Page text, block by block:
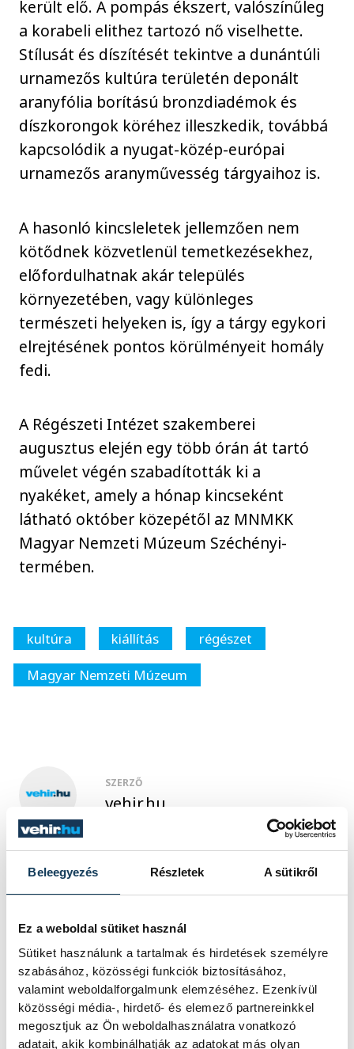
Beleegyezés Részletek A sütikről
Ez a weboldal sütiket használ
Sütiket használunk a tartalmak és hirdetések személyre
szabásához, közösségi funkciók biztosításához,
valamint weboldalforgalmunk elemzéséhez. Ezenkívül
közösségi média-, hirdető- és elemező partnereinkkel
megosztjuk az Ön weboldalhasználatra vonatkozó
adatait, akik kombinálhatják az adatokat más olyan
került elő. A pompás ékszert, valószínűleg
a korabeli elithez tartozó nő viselhette.
Stílusát és díszítését tekintve a dunántúli
urnamezős kultúra területén deponált
aranyfólia borítású bronzdiadémok és
díszkorongok köréhez illeszkedik, továbbá
kapcsolódik a nyugat-közép-európai
urnamezős aranyművesség tárgyaihoz is.
A hasonló kincsleletek jellemzően nem
kötődnek közvetlenül temetkezésekhez,
előfordulhatnak akár település
környezetében, vagy különleges
természeti helyeken is, így a tárgy egykori
elrejtésének pontos körülményeit homály
fedi.
A Régészeti Intézet szakemberei
augusztus elején egy több órán át tartó
művelet végén szabadították ki a
nyakéket, amely a hónap kincseként
látható október közepétől az MNMKK
Magyar Nemzeti Múzeum Széchényi-
termében.
kultúra kiállítás
régészet
Magyar Nemzeti Múzeum
SZERZŐ
vehir.hu